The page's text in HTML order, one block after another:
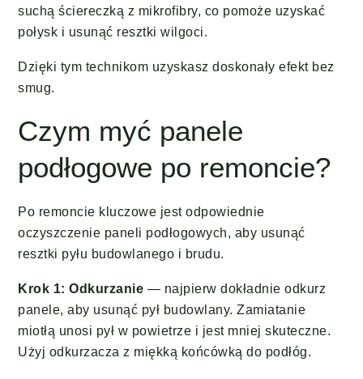
suchą ściereczką z mikrofibry, co pomoże uzyskać
połysk i usunąć resztki wilgoci.
Dzięki tym technikom uzyskasz doskonały efekt bez
smug.
Czym myć panele
podłogowe po remoncie?
Po remoncie kluczowe jest odpowiednie
oczyszczenie paneli podłogowych, aby usunąć
resztki pyłu budowlanego i brudu.
Krok 1: Odkurzanie — najpierw dokładnie odkurz
panele, aby usunąć pył budowlany. Zamiatanie
miotłą unosi pył w powietrze i jest mniej skuteczne.
Użyj odkurzacza z miękką końcówką do podłóg.